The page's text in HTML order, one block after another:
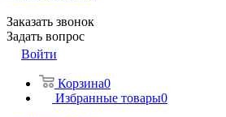
Заказать звонок
Задать вопрос
Войти
Корзина0
Избранные товары0